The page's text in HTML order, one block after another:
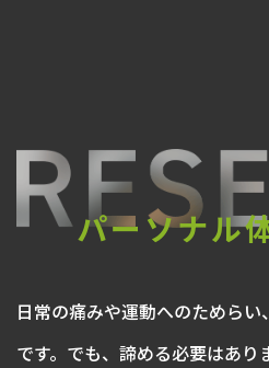
パーソナル
日常の痛みや運動へのためら
です。でも、諦める必要はあり